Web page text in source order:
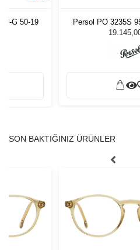
G 50-19
Persol PO 3235S
Güneş
SON BAKTIĞINIZ ÜRÜNLER